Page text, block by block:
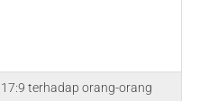
17:9 terhadap orang-orang